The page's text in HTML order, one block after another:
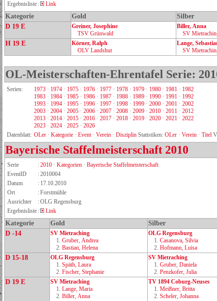
Ergebnisliste : Link
Kategorie Gold
Silber
D 19 E
Greiner, Josephine
TSV Grünwald
Biller, Anna
SV
H 19 E
Körner, Ralph
OLV Landshut
Lange,
SV
OL-Meisterschaften-Ehrentafel Serie:
Serien: 1973 · 1974 · 1975 · 1976 · 1977 · 1978 · 1979 · 1980 · 1981 · 1982
1983 · 1984 · 1985 · 1986 · 1987 · 1988 · 1989 · 1990 · 1991 · 1992
1993 · 1994 · 1995 · 1996 · 1997 · 1998 · 1999 · 2000 · 2001 · 2002
2003 · 2004 · 2005 · 2006 · 2007 · 2008 · 2009 · 2010 · 2011 · 2012
2013 · 2014 · 2015 · 2016 · 2017 · 2018 · 2019 · 2020 · 2021 · 2022
2023 · 2024 · 2025 · 2026
Datenblatt: OLer · Kategorie · Event· Verein · Disziplin Statistiken: OLer · Verein · Titel
Bayerische Staffelmeisterschaft 2010
Serie :2010 · Kategorien · Bayerische Staffelmeisterschaft
EventID
:2010004
Datum
: 17.10.2010
Ort
:Forstmühle
Ausrichter
:OLG Regensburg
Ergebnisliste : Link
Kategorie Gold
Silber
D -14
SV Mietraching
1. Gruber, Andrea
2. Bastian, Helena
OLG Regensburg
1. Casanova, Silvia
2. Hofmann, Luisa
D 15-18
OLG Regensburg
1. Späth, Laura
2. Fischer, Stephanie
SV Mietraching
1. Gruber, Daniela
2. Penzkofer, Julia
D 19 E
SV Mietraching
1. Lange, Maria
2. Biller, Anna
TV 1894 Coburg‑Neuses
1. Meißner, Britta
2. Scheler, Johanna